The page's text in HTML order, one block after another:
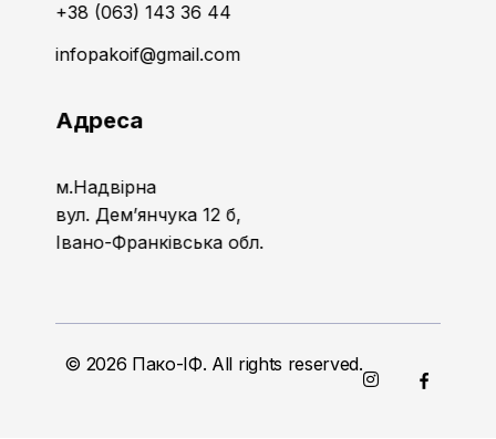
+38 (063) 143 36 44
infopakoif@gmail.com
Адреса
м.Надвірна
вул. Дем’янчука 12 б,
Івано-Франківська обл.
© 2026 Пако-ІФ. All rights reserved.